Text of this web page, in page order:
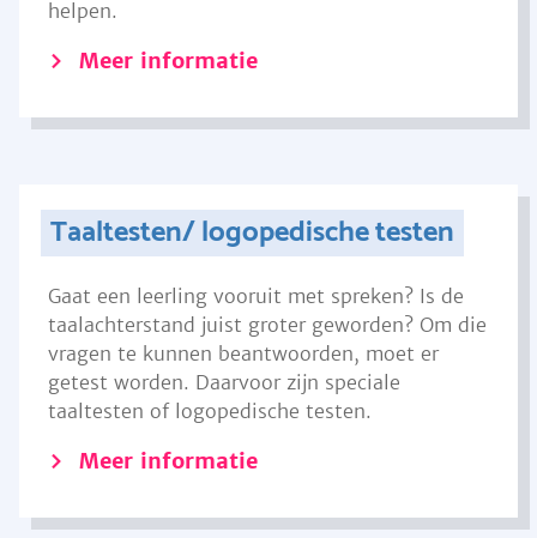
helpen.
Meer informatie
Taaltesten/ logopedische testen
Gaat een leerling vooruit met spreken? Is de
taalachterstand juist groter geworden? Om die
vragen te kunnen beantwoorden, moet er
getest worden. Daarvoor zijn speciale
taaltesten of logopedische testen.
Meer informatie